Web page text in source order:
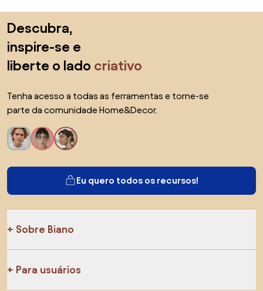
Descubra,
inspire-se e
liberte o lado criativo
Tenha acesso a todas as ferramentas e torne-se
parte da comunidade Home&Decor.
Eu quero todos os recursos!
Sobre Biano
Para usuários